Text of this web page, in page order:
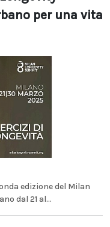
per una vita
edizione del Milan
dal 21 al...